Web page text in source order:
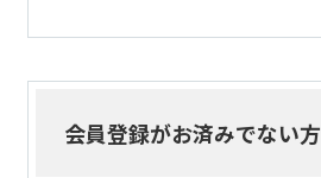
会員登録がお済みでない方